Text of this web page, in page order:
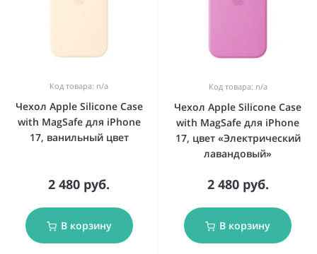
Код товара: n/a
Чехол Apple Silicone Case
with MagSafe для iPhone
17, ванильный цвет
2 480 руб.
В корзину
Код товара: n/a
Чехол Apple Silicone Case
with MagSafe для iPhone
17, цвет «Электрический
лавандовый»
2 480 руб.
В корзину